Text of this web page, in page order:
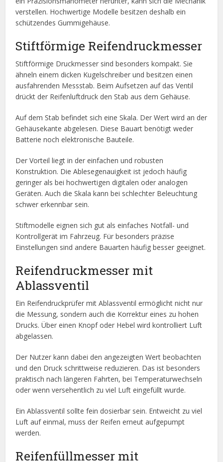
verstellen. Hochwertige Modelle besitzen deshalb ein
schützendes Gummigehäuse.
Stiftförmige Reifendruckmesser
Stiftförmige Druckmesser sind besonders kompakt. Sie
ähneln einem dicken Kugelschreiber und besitzen einen
ausfahrenden Messstab. Beim Aufsetzen auf das Ventil
drückt der Reifenluftdruck den Stab aus dem Gehäuse.
Auf dem Stab befindet sich eine Skala. Der Wert wird an der
Gehäusekante abgelesen. Diese Bauart benötigt weder
Batterie noch elektronische Bauteile.
Der Vorteil liegt in der einfachen und robusten
Konstruktion. Die Ablesegenauigkeit ist jedoch häufig
geringer als bei hochwertigen digitalen oder analogen
Geräten. Auch die Skala kann bei schlechter Beleuchtung
schwer erkennbar sein.
Stiftmodelle eignen sich gut als einfaches Notfall- und
Kontrollgerät im Fahrzeug. Für besonders präzise
Einstellungen sind andere Bauarten häufig besser geeignet.
Reifendruckmesser mit
Ablassventil
Ein Reifendruckprüfer mit Ablassventil ermöglicht nicht nur
die Messung, sondern auch die Korrektur eines zu hohen
Drucks. Über einen Knopf oder Hebel wird kontrolliert Luft
abgelassen.
Der Nutzer kann dabei den angezeigten Wert beobachten
und den Druck schrittweise reduzieren. Das ist besonders
praktisch nach längeren Fahrten, bei Temperaturwechseln
oder wenn versehentlich zu viel Luft eingefüllt wurde.
Ein Ablassventil sollte fein dosierbar sein. Entweicht zu viel
Luft auf einmal, muss der Reifen erneut aufgepumpt
werden.
Reifenfüllmesser mit